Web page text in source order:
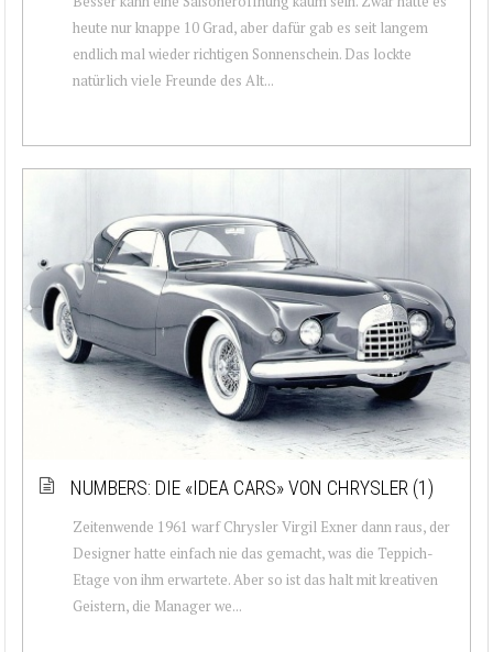
heute nur knappe 10 Grad, aber dafür gab es seit langem
endlich mal wieder richtigen Sonnenschein. Das lockte
natürlich viele Freunde des Alt...
NUMBERS: DIE «IDEA CARS» VON CHRYSLER (1)
Zeitenwende 1961 warf Chrysler Virgil Exner dann raus, der
Designer hatte einfach nie das gemacht, was die Teppich-
Etage von ihm erwartete. Aber so ist das halt mit kreativen
Geistern, die Manager we...